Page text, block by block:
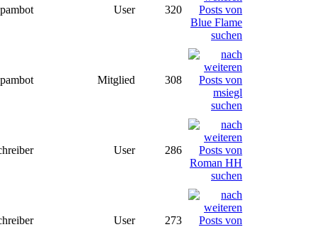
User 320
Mitglied 308
User 286
User 273